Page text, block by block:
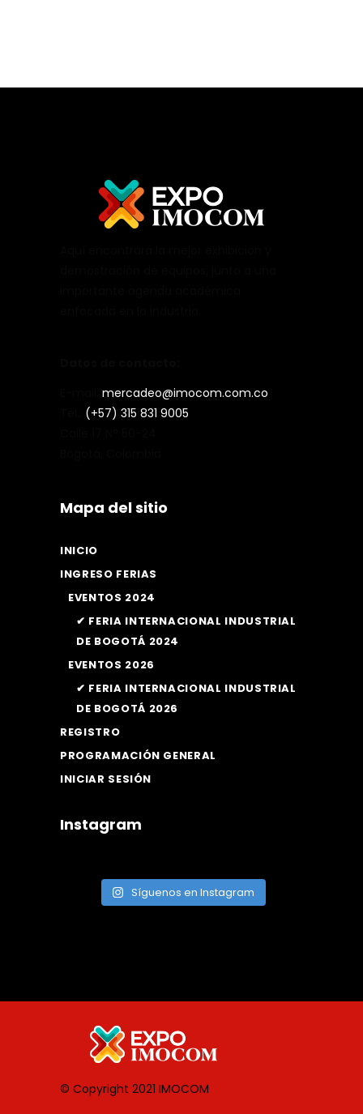
mercadeo@imocom.com.co
(+57) 315 831 9005
Mapa del sitio
INICIO
INGRESO FERIAS
EVENTOS 2024
✔ FERIA INTERNACIONAL INDUSTRIAL
DE BOGOTÁ 2024
EVENTOS 2026
✔ FERIA INTERNACIONAL INDUSTRIAL
DE BOGOTÁ 2026
REGISTRO
PROGRAMACIÓN GENERAL
INICIAR SESIÓN
Instagram
Síguenos en Instagram
© Copyright 2021 IMOCOM